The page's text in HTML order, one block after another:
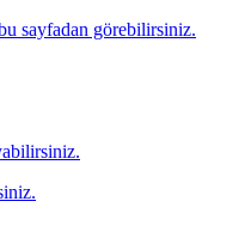
sayfadan görebilirsiniz.